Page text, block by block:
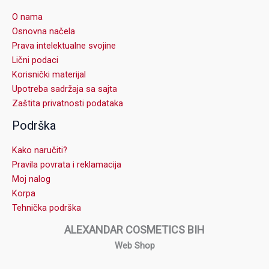
O nama
Osnovna načela
Prava intelektualne svojine
Lični podaci
Korisnički materijal
Upotreba sadržaja sa sajta
Zaštita privatnosti podataka
Podrška
Kako naručiti?
Pravila povrata i reklamacija
Moj nalog
Korpa
Tehnička podrška
ALEXANDAR COSMETICS BIH
Web Shop